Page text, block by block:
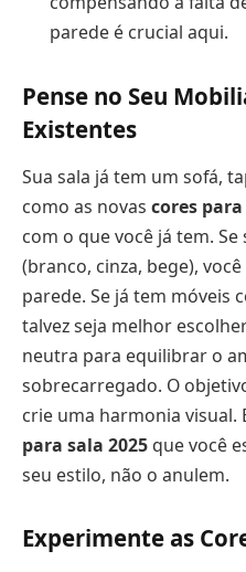
parede é crucial aqui.
Pense no Seu
Existentes
Sua sala já tem um sofá,
como as novas cores
com o que você já tem.
(branco, cinza, bege),
parede. Se já tem móveis
talvez seja melhor
neutra para equilibrar o
sobrecarregado. O
crie uma harmonia visual.
para sala 2025 que você
seu estilo, não o anulem.
Experimente as